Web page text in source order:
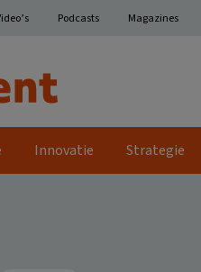
Podcasts Magazines
Innovatie Strategie